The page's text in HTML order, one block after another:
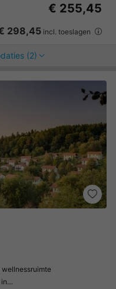
€ 255,45
298,45 incl. toeslagen
(2)
in…